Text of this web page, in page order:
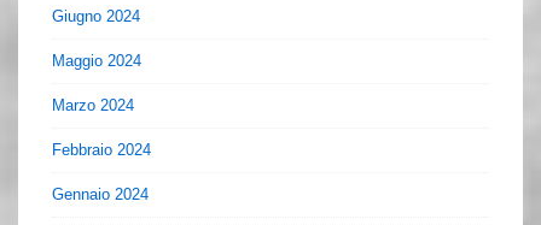
Giugno 2024
Maggio 2024
Marzo 2024
Febbraio 2024
Gennaio 2024